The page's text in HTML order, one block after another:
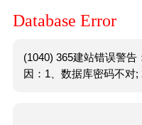
Database Error
(1040) 365建站错误警
因：1、数据库密码不对;